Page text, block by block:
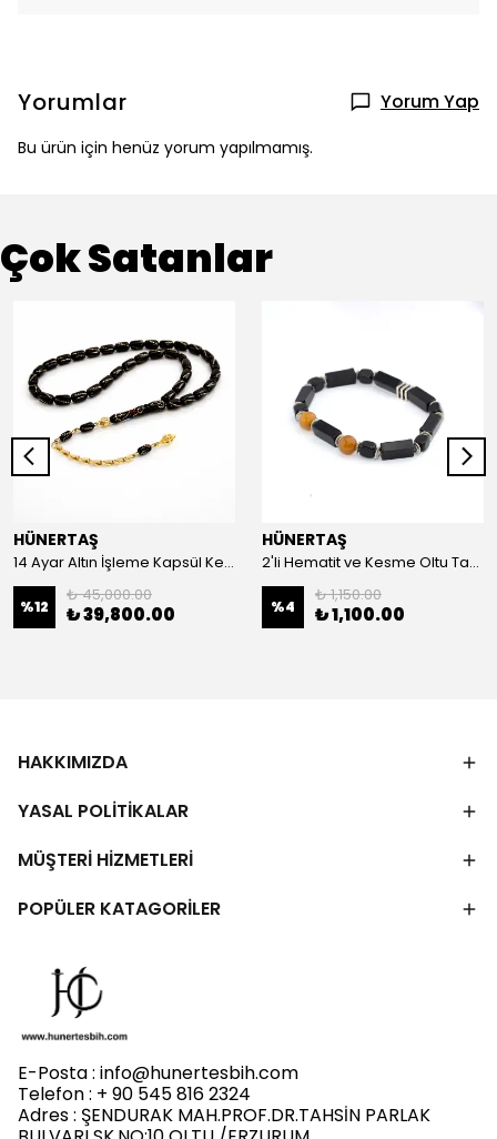
Yorumlar Yorum Yap
Bu ürün için henüz yorum yapılmamış.
Çok Satanlar
HÜNERTAŞ
14 Ayar Altın İşleme Kapsül Kesim Oltu Taşı Tespih
%12
₺ 45,000.00
₺ 39,800.00
HÜNERTAŞ
2'li Hematit ve Kesme Oltu Taşı Bileklik
%4
₺ 1,150.00
₺ 1,100.00
HAKKIMIZDA
YASAL POLİTİKALAR
MÜŞTERİ HİZMETLERİ
POPÜLER KATAGORİLER
E-Posta : info@hunertesbih.com
Telefon : + 90 545 816 2324
Adres : ŞENDURAK MAH.PROF.DR.TAHSİN PARLAK